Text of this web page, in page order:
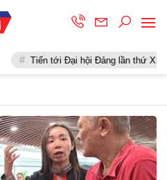
Tiến tới Đại hội Đảng lần thứ XIII